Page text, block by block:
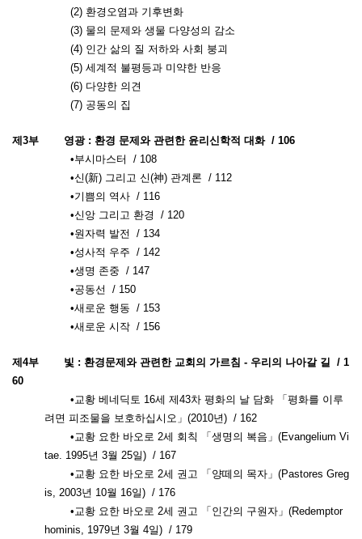
(2) 환경오염과 기후변화
(3) 물의 문제와 생물 다양성의 감소
(4) 인간 삶의 질 저하와 사회 붕괴
(5) 세계적 불평등과 미약한 반응
(6) 다양한 의견
(7) 공동의 집
제3부
영광 : 환경 문제와 관련한 윤리신학적 대화 / 106
•부시마스터 / 108
•신(新) 그리고 신(神) 관계론 / 112
•기쁨의 역사 / 116
•신앙 그리고 환경 / 120
•원자력 발전 / 134
•성사적 우주 / 142
•생명 존중 / 147
•공동선 / 150
•새로운 행동 / 153
•새로운 시작 / 156
제4부
빛 : 환경문제와 관련한 교회의 가르침 - 우리의 나아갈 길 / 1
60
•교황 베네딕토 16세 제43차 평화의 날 담화 「평화를 이루
려면 피조물을 보호하십시오」(2010년) / 162
•교황 요한 바오로 2세 회칙 「생명의 복음」(Evangelium Vi
tae. 1995년 3월 25일) / 167
•교황 요한 바오로 2세 권고 「양떼의 목자」(Pastores Greg
is, 2003년 10월 16일) / 176
•교황 요한 바오로 2세 권고 「인간의 구원자」(Redemptor
hominis, 1979년 3월 4일) / 179